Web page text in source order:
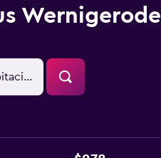
Wernigerode